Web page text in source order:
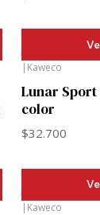
| Kaweco
Lunar
color
$32.700
| Kaweco